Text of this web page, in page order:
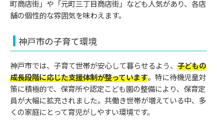
町商店街」や「元町三丁目商店街」なども人気があり、各店
舗の個性的な雰囲気を味わえます。
神戸市の子育て環境
神戸市では、子育て世帯が安心して暮らせるよう、 子どもの
成長段階に応じた支援体制が整っています。特に待機児童対
策に積極的で、保育所や認定こども園の整備により、保育定
員が大幅に拡充されました。共働き世帯が増えている中、多
くの家庭にとって育児がしやすい環境です。